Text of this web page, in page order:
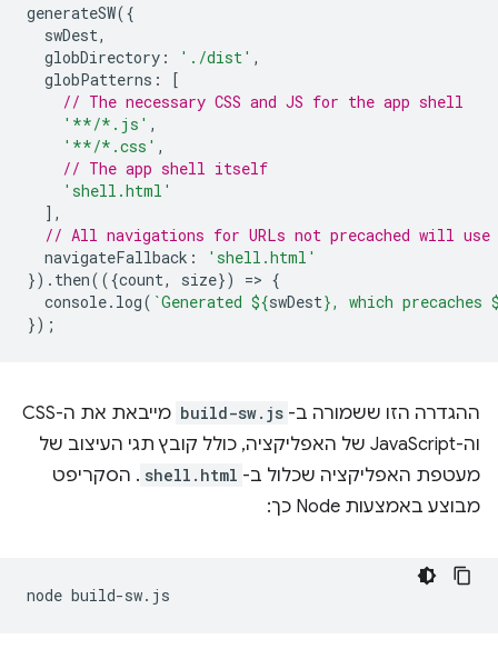
generateSW({
swDest,
globDirectory : './dist' ,
globPatterns :
[
// The necessary CSS and JS for the app shell
'**/*.js' ,
'**/*.css' ,
// The app shell itself
'shell.html'
],
// All navigations for URLs not precached will use
navigateFallback :
'shell.html'
}). then(({count, size}) => {
console. log( `Generated ${swDest}, which precaches
});
ההגדרה הזו ששמורה ב- build-sw.js
מייבאת את ה-CSS
וה-JavaScript של האפליקציה, כולל קובץ תגי העיצוב של
מעטפת האפליקציה שכלול ב- shell.html . הסקריפט
מבוצע באמצעות Node כך:
node